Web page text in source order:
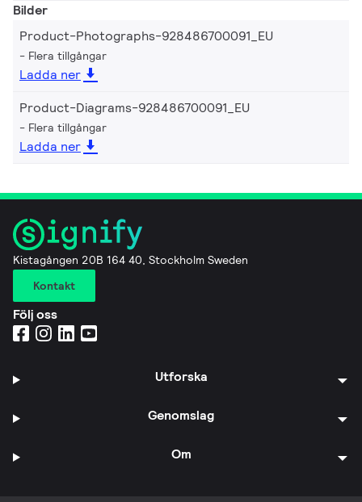
Bilder
Product-Photographs-928486700091_EU
Flera tillgångar
Ladda ner
Product-Diagrams-928486700091_EU
Flera tillgångar
Ladda ner
Kistagången 20B 164 40, Stockholm Sweden
Kontakt
Följ oss
Utforska
Genomslag
Om